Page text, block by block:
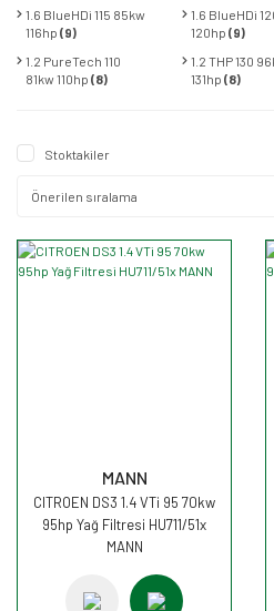
1.6 BlueHDi 115 85kw
116hp (9)
1.6 BlueHDi
120hp(9)
1.2 PureTech 110
81kw 110hp (8)
1.2 THP 130
131hp(8)
Stoktakiler
MANN
CITROEN DS3 1.4 VTi 95 70kw
95hp Yağ Filtresi HU711/51x
MANN